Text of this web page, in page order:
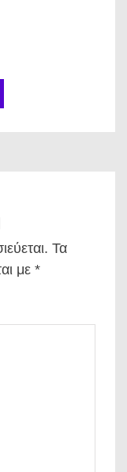
Τα
με *